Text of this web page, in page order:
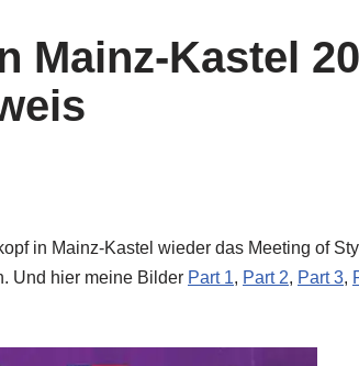
Mainz-Kastel
in Mainz-Kastel wieder das Meeting of
Und hier meine Bilder Part 1, Part 2, Part 3,